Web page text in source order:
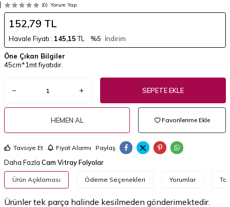
(0) Yorum Yap
152,79 TL
Havale Fiyatı : 145,15TL %5 İndirim
Öne Çıkan Bilgiler
45cm*1mt fiyatıdır.
SEPETE EKLE
HEMEN AL Favorilerime Ekle
Tavsiye Et Fiyat Alarmı Paylaş
Daha Fazla Cam Vitray Folyolar
Ürün Açıklaması Ödeme Seçenekleri Yorumlar
Ürünler tek parça halinde kesilmeden gönderimektedir.​